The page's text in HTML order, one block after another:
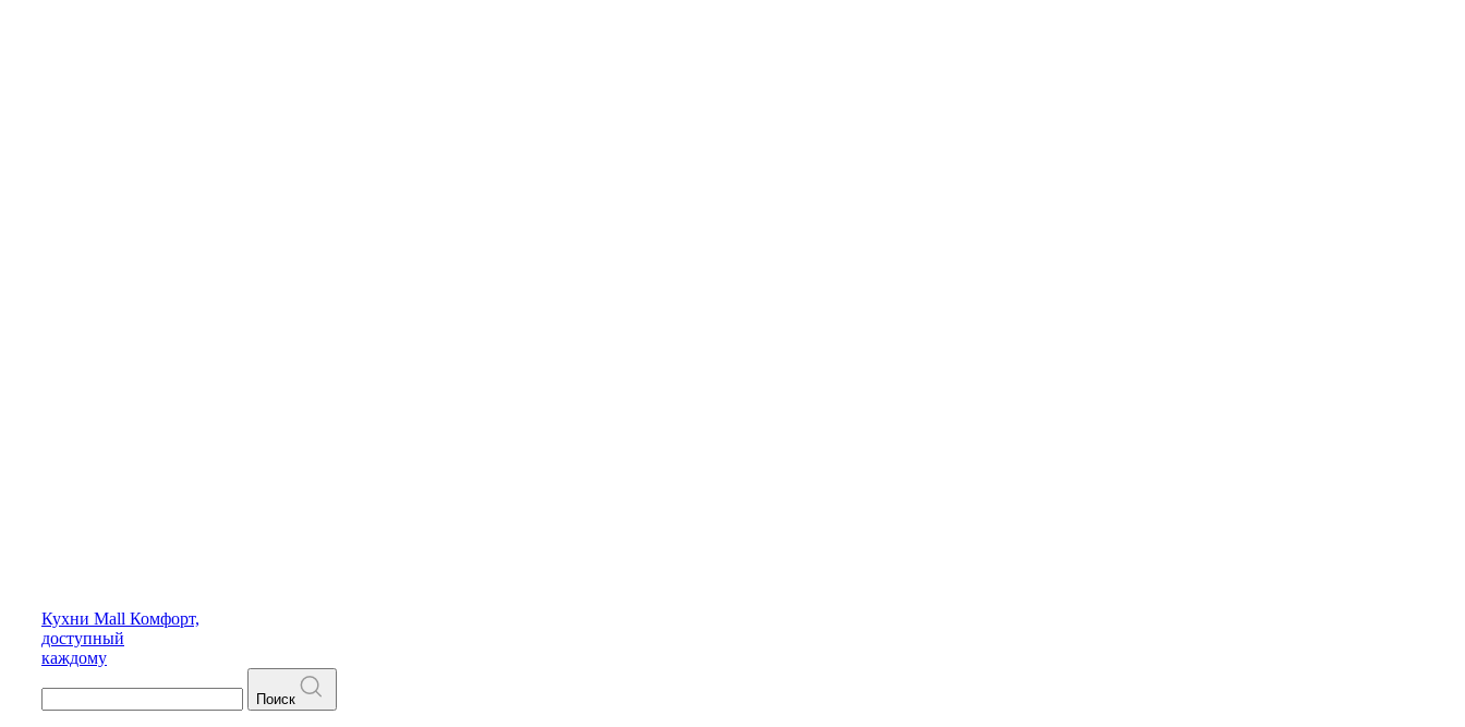
Кухни Mall Комфорт,
доступный
каждому
Поиск